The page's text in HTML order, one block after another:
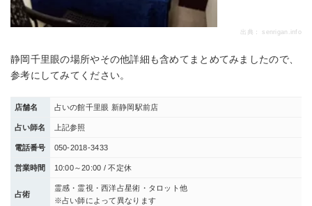
出典： senrigan.info
静岡千里眼の場所やその他詳細も含めてまとめてみましたので、
参考にしてみてください。
店舗名 占いの館千里眼 新静岡駅前店
占い師名 上記参照
電話番号 050-2018-3433
営業時間 10:00～20:00 / 不定休
占術
霊感・霊視・西洋占星術・タロット他
※占い師によって異なります